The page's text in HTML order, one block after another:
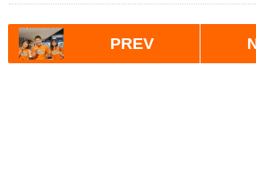
PREV